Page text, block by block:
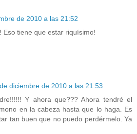
de 2010 a las 21:52
Eso tiene que estar riquísimo!
diciembre de 2010 a las 21:53
Y ahora que??? Ahora tendré el
en la cabeza hasta que lo haga. Es
tan buen que no puedo perdérmelo. Ya